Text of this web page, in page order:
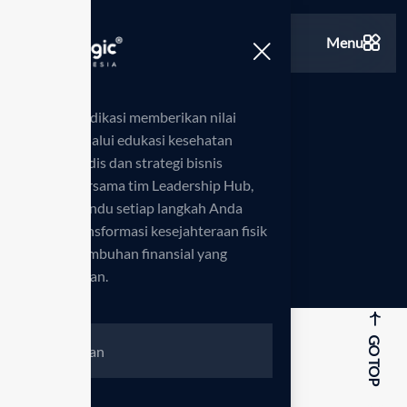
Menu
Kami berdedikasi memberikan nilai
tambah melalui edukasi kesehatan
standar medis dan strategi bisnis
inovatif. Bersama tim Leadership Hub,
kami memandu setiap langkah Anda
menuju transformasi kesejahteraan fisik
serta pertumbuhan finansial yang
berkelanjutan.
Checkout
Beranda>Checkout
GO TOP